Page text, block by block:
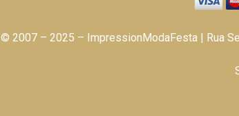
© 2007 – 2025 – ImpressionModaFesta | Rua